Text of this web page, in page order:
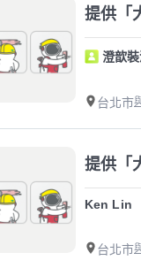
提供「
澄歆
台北市
提供「
Ken Lin
台北市